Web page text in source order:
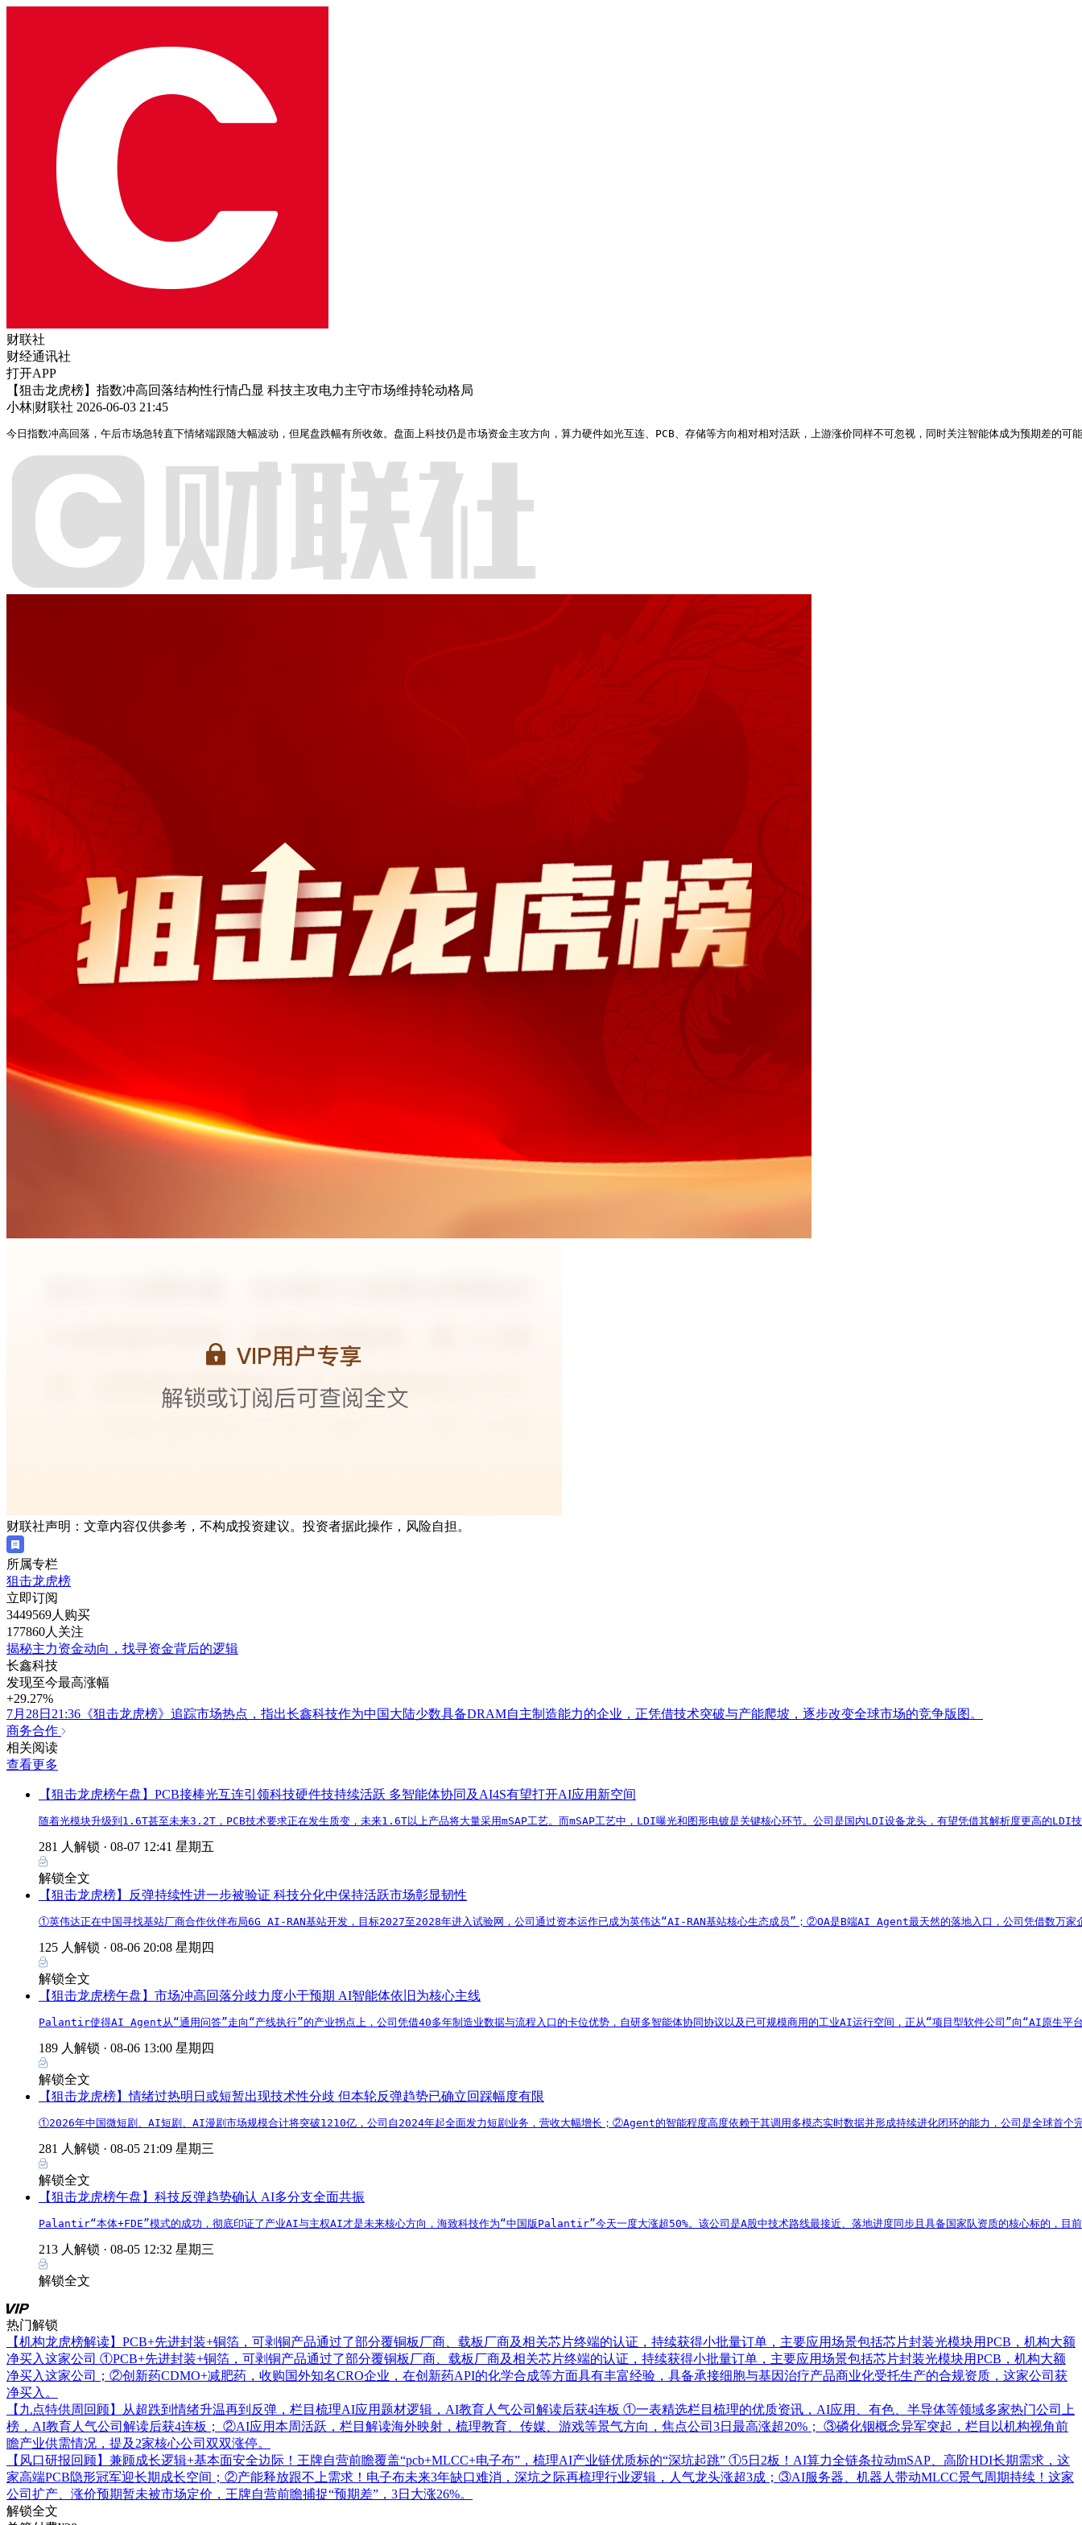
财联社
财经通讯社
打开APP
【狙击龙虎榜】指数冲高回落结构性行情凸显 科技主攻电力主守市场维持轮动格局
小林|财联社 2026-06-03 21:45
今日指数冲高回落，午后市场急转直下情绪端跟随大幅波动，但尾盘跌幅有所收敛。盘面上科技仍是市场资金主攻方向，算力硬件如光互连、PCB、存储等方向相对相对活跃，上游涨价同样不可忽视，同时关注智能体成为预期差的
财联社声明：文章内容仅供参考，不构成投资建议。投资者据此操作，风险自担。
所属专栏
狙击龙虎榜
立即订阅
3449569人购买
177860人关注
揭秘主力资金动向，找寻资金背后的逻辑
长鑫科技
发现至今最高涨幅
+29.27%
7月28日21:36《狙击龙虎榜》追踪市场热点，指出长鑫科技作为中国大陆少数具备DRAM自主制造能力的企业，正凭借技术突破与产能爬坡，逐步改变全球市场的竞争版图。
商务合作
相关阅读
查看更多
【狙击龙虎榜午盘】PCB接棒光互连引领科技硬件技持续活跃 多智能体协同及AI4S有望打开AI应用新空间
随着光模块升级到1.6T甚至未来3.2T，PCB技术要求正在发生质变，未来1.6T以上产品将大量采用mSAP工艺。而mSAP工艺中，LDI曝光和图形电镀是关键核心环节。公司是国内LDI设备龙头，有望凭借其解析度更高的LDI
281 人解锁 · 08-07 12:41 星期五
解锁全文
【狙击龙虎榜】反弹持续性进一步被验证 科技分化中保持活跃市场彰显韧性
①英伟达正在中国寻找基站厂商合作伙伴布局6G AI-RAN基站开发，目标2027至2028年进入试验网，公司通过资本运作已成为英伟达“AI-RAN基站核心生态成员”；②OA是B端AI Agent最天然的落地入口，公司凭借数万
125 人解锁 · 08-06 20:08 星期四
解锁全文
【狙击龙虎榜午盘】市场冲高回落分歧力度小于预期 AI智能体依旧为核心主线
Palantir使得AI Agent从“通用问答”走向“产线执行”的产业拐点上，公司凭借40多年制造业数据与流程入口的卡位优势，自研多智能体协同协议以及已可规模商用的工业AI运行空间，正从“项目型软件公司”向“AI原生平
189 人解锁 · 08-06 13:00 星期四
解锁全文
【狙击龙虎榜】情绪过热明日或短暂出现技术性分歧 但本轮反弹趋势已确立回踩幅度有限
①2026年中国微短剧、AI短剧、AI漫剧市场规模合计将突破1210亿，公司自2024年起全面发力短剧业务，营收大幅增长；②Agent的智能程度高度依赖于其调用多模态实时数据并形成持续进化闭环的能力，公司是全球
281 人解锁 · 08-05 21:09 星期三
解锁全文
【狙击龙虎榜午盘】科技反弹趋势确认 AI多分支全面共振
Palantir“本体+FDE”模式的成功，彻底印证了产业AI与主权AI才是未来核心方向，海致科技作为“中国版Palantir”今天一度大涨超50%。该公司是A股中技术路线最接近、落地进度同步且具备国家队资质的核心标的，
213 人解锁 · 08-05 12:32 星期三
解锁全文
热门解锁
【机构龙虎榜解读】PCB+先进封装+铜箔，可剥铜产品通过了部分覆铜板厂商、载板厂商及相关芯片终端的认证，持续获得小批量订单，主要应用场景包括芯片封装光模块用PCB，机构大额
净买入这家公司 ①PCB+先进封装+铜箔，可剥铜产品通过了部分覆铜板厂商、载板厂商及相关芯片终端的认证，持续获得小批量订单，主要应用场景包括芯片封装光模块用PCB，机构大额
净买入这家公司；②创新药CDMO+减肥药，收购国外知名CRO企业，在创新药API的化学合成等方面具有丰富经验，具备承接细胞与基因治疗产品商业化受托生产的合规资质，这家公司获
净买入。
【九点特供周回顾】从超跌到情绪升温再到反弹，栏目梳理AI应用题材逻辑，AI教育人气公司解读后获4连板 ①一表精选栏目梳理的优质资讯，AI应用、有色、半导体等领域多家热门公司上
榜，AI教育人气公司解读后获4连板； ②AI应用本周活跃，栏目解读海外映射，梳理教育、传媒、游戏等景气方向，焦点公司3日最高涨超20%； ③磷化铟概念异军突起，栏目以机构视角前
瞻产业供需情况，提及2家核心公司双双涨停。
【风口研报回顾】兼顾成长逻辑+基本面安全边际！王牌自营前瞻覆盖“pcb+MLCC+电子布”，梳理AI产业链优质标的“深坑起跳” ①5日2板！AI算力全链条拉动mSAP、高阶HDI长期需求，这
家高端PCB隐形冠军迎长期成长空间；②产能释放跟不上需求！电子布未来3年缺口难消，深坑之际再梳理行业逻辑，人气龙头涨超3成；③AI服务器、机器人带动MLCC景气周期持续！这家
公司扩产、涨价预期暂未被市场定价，王牌自营前瞻捕捉“预期差”，3日大涨26%。
解锁全文